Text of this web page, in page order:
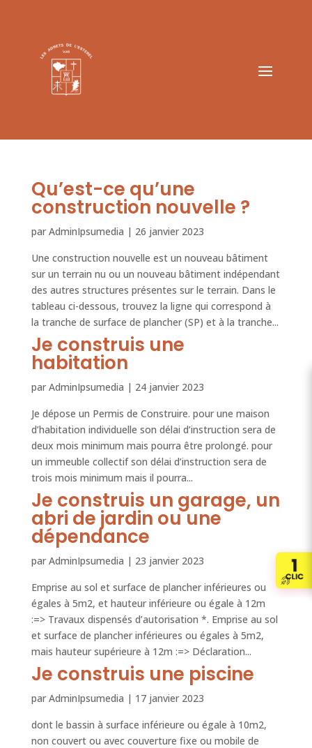
Qu’est-ce qu’une
construction nouvelle ?
par AdminIpsumedia | 26 janvier 2023
Une construction nouvelle est un nouveau bâtiment
sur un terrain nu ou un nouveau bâtiment indépendant
des autres structures présentes sur le terrain. Dans le
tableau ci-dessous, trouvez la ligne qui correspond à
la tranche de surface de plancher (SP) et à la tranche...
Je construis une
habitation
par AdminIpsumedia | 24 janvier 2023
Je dépose un Permis de Construire. pour une maison
d’habitation individuelle son délai d’instruction sera de
deux mois minimum mais pourra être prolongé. pour
un immeuble collectif son délai d’instruction sera de
trois mois minimum mais il pourra...
Je construis un garage, un
abri de jardin ou une
dépendance
par AdminIpsumedia | 23 janvier 2023
Emprise au sol et surface de plancher inférieures ou
égales à 5m2, et hauteur inférieure ou égale à 12m
:=> Travaux dispensés d’autorisation *. Emprise au sol
et surface de plancher inférieures ou égales à 5m2,
mais hauteur supérieure à 12m :=> Déclaration...
Je construis une piscine
par AdminIpsumedia | 17 janvier 2023
dont le bassin à surface inférieure ou égale à 10m2,
non couvert ou avec couverture fixe ou mobile de